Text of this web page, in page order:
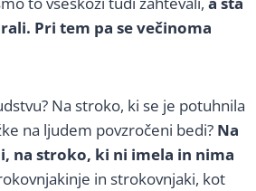
Pri tem pa se večinoma
Na stroko, ki se je potuhnila
na ljudem povzročeni bedi? Na
na stroko, ki ni imela in nima
in strokovnjaki, kot